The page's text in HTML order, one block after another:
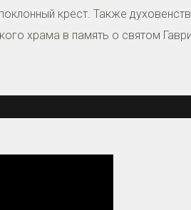
крест. Также
храма в память о святом